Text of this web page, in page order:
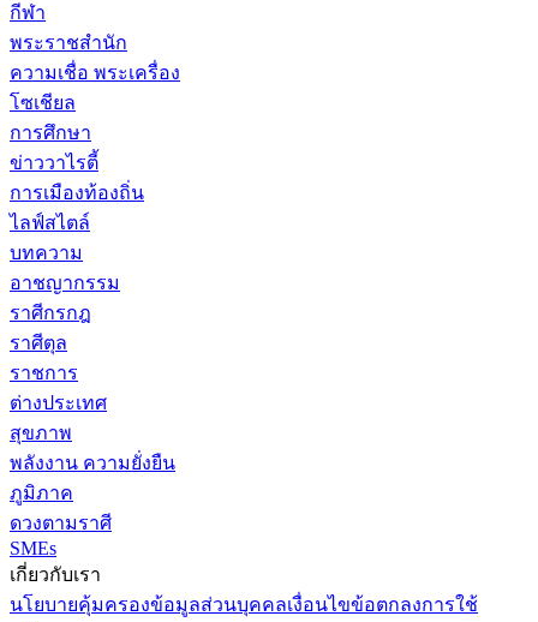
กีฬา
พระราชสำนัก
ความเชื่อ พระเครื่อง
โซเชียล
การศึกษา
ข่าววาไรตี้
การเมืองท้องถิ่น
ไลฟ์สไตล์
บทความ
อาชญากรรม
ราศีกรกฎ
ราศีตุล
ราชการ
ต่างประเทศ
สุขภาพ
พลังงาน ความยั่งยืน
ภูมิภาค
ดวงตามราศี
SMEs
เกี่ยวกับเรา
นโยบายคุ้มครองข้อมูลส่วนบุคคลเงื่อนไขข้อตกลงการใช้